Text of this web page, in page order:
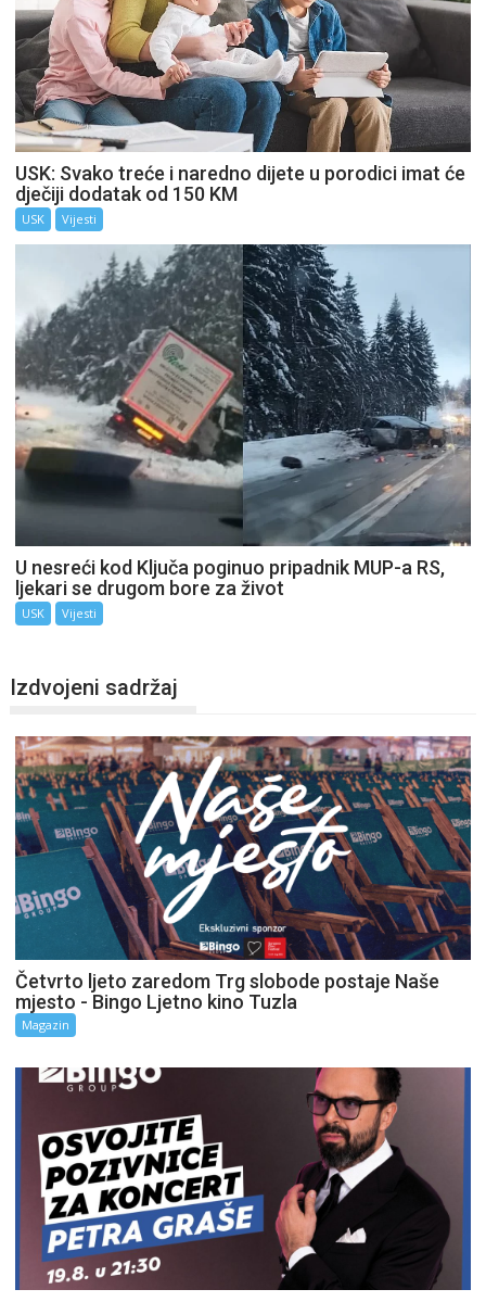
USK: Svako treće i naredno dijete u porodici imat će
dječiji dodatak od 150 KM
USK Vijesti
U nesreći kod Ključa poginuo pripadnik MUP-a RS,
ljekari se drugom bore za život
USK Vijesti
Izdvojeni sadržaj
Četvrto ljeto zaredom Trg slobode postaje Naše
mjesto - Bingo Ljetno kino Tuzla
Magazin